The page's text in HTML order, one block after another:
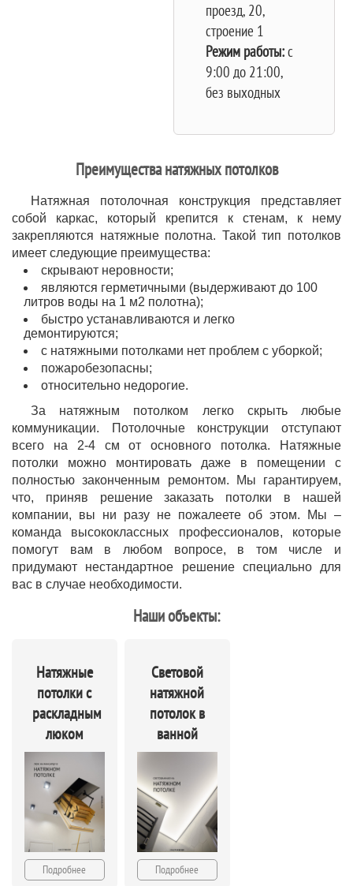
проезд, 20,
строение 1
Режим работы:c
9:00 до 21:00,
без выходных
Преимущества натяжных потолков
Натяжная потолочная конструкция представляет
собой каркас, который крепится к стенам, к нему
закрепляются натяжные полотна. Такой тип потолков
имеет следующие преимущества:
скрывают неровности;
являются герметичными (выдерживают до 100
литров воды на 1 м2 полотна);
быстро устанавливаются и легко
демонтируются;
с натяжными потолками нет проблем с уборкой;
пожаробезопасны;
относительно недорогие.
За натяжным потолком легко скрыть любые
коммуникации. Потолочные конструкции отступают
всего на 2-4 см от основного потолка. Натяжные
потолки можно монтировать даже в помещении с
полностью законченным ремонтом. Мы гарантируем,
что, приняв решение заказать потолки в нашей
компании, вы ни разу не пожалеете об этом. Мы –
команда высококлассных профессионалов, которые
помогут вам в любом вопросе, в том числе и
придумают нестандартное решение специально для
вас в случае необходимости.
Наши объекты:
Натяжные
потолки с
раскладным
люком
Подробнее
Световой
натяжной
потолок в
ванной
Подробнее